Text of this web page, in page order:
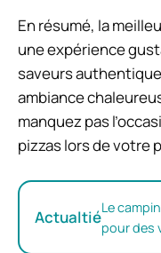
En résumé, la
une expérience
saveurs
ambiance
manquez pas
pizzas lors de votre
ActualtiéLe
pour des